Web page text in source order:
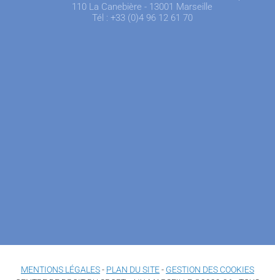
110 La Canebière - 13001 Marseille
Tél : +33 (0)4 96 12 61 70
MENTIONS LÉGALES- PLAN DU SITE- GESTION DES COOKIES